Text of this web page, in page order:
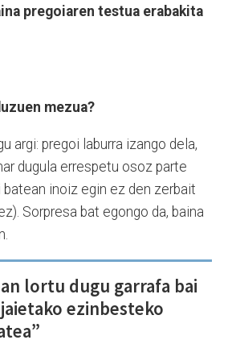
pregoiaren testua erabakita
mezua?
argi: pregoi laburra izango dela,
dugula errespetu osoz parte
batean inoiz egin ez den zerbait
Sorpresa bat egongo da, baina
lortu dugu garrafa bai
ezinbesteko